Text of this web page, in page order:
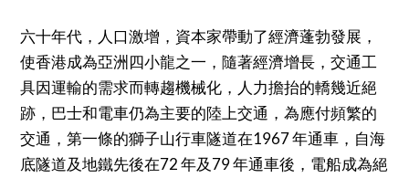
六十年代，人口激增，資本家帶動了經濟蓬勃發展，
使香港成為亞洲四小龍之一，隨著經濟增長，交通工
具因運輸的需求而轉趨機械化，人力擔抬的轎幾近絕
跡，巴士和電車仍為主要的陸上交通，為應付頻繁的
交通，第一條的獅子山行車隧道在1967 年通車，自海
底隧道及地鐵先後在72 年及79 年通車後，電船成為絕